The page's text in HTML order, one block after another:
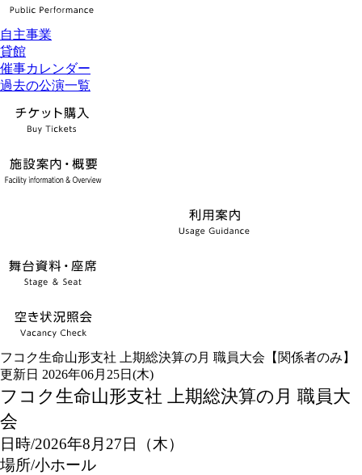
自主事業
貸館
催事カレンダー
過去の公演一覧
フコク生命山形支社 上期総決算の月 職員大会【関係者のみ】
更新日 2026年06月25日(木)
フコク生命山形支社 上期総決算の月 職員大
会
日時/2026年8月27日（木）
場所/小ホール